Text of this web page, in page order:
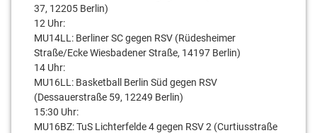
37, 12205 Berlin)
12 Uhr:
MU14LL: Berliner SC gegen RSV (Rüdesheimer
Straße/Ecke Wiesbadener Straße, 14197 Berlin)
14 Uhr:
MU16LL: Basketball Berlin Süd gegen RSV
(Dessauerstraße 59, 12249 Berlin)
15:30 Uhr:
MU16BZ: TuS Lichterfelde 4 gegen RSV 2 (Curtiusstraße